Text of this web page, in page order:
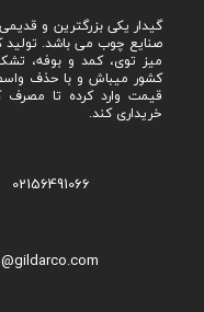
گیدار یکی بزرگترین و
صنایع چوب می باشد. تولید
میز توی، کمد و بوفه،
کشور میباش و با حذف
قیمت وارد کرده تا مصرف
خریداری کند.
02156491066